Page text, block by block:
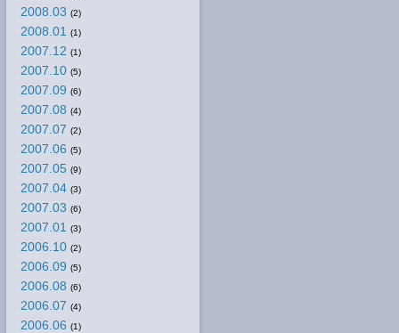
2008.03 (2)
2008.01 (1)
2007.12 (1)
2007.10 (5)
2007.09 (6)
2007.08 (4)
2007.07 (2)
2007.06 (5)
2007.05 (9)
2007.04 (3)
2007.03 (6)
2007.01 (3)
2006.10 (2)
2006.09 (5)
2006.08 (6)
2006.07 (4)
2006.06 (1)